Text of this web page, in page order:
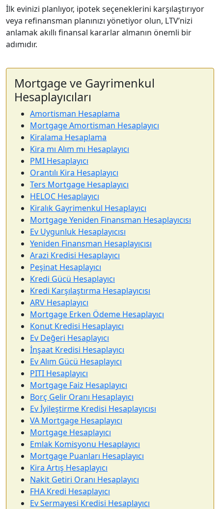
İlk evinizi planlıyor, ipotek seçeneklerini karşılaştırıyor
veya refinansman planınızı yönetiyor olun, LTV’nizi
anlamak akıllı finansal kararlar almanın önemli bir
adımıdır.
Mortgage ve Gayrimenkul
Hesaplayıcıları
Amortisman Hesaplama
Mortgage Amortisman Hesaplayıcı
Kiralama Hesaplama
Kira mı Alım mı Hesaplayıcı
PMI Hesaplayıcı
Orantılı Kira Hesaplayıcı
Ters Mortgage Hesaplayıcı
HELOC Hesaplayıcı
Kiralık Gayrimenkul Hesaplayıcı
Mortgage Yeniden Finansman Hesaplayıcısı
Ev Uygunluk Hesaplayıcısı
Yeniden Finansman Hesaplayıcısı
Arazi Kredisi Hesaplayıcı
Peşinat Hesaplayıcı
Kredi Gücü Hesaplayıcı
Kredi Karşılaştırma Hesaplayıcısı
ARV Hesaplayıcı
Mortgage Erken Ödeme Hesaplayıcı
Konut Kredisi Hesaplayıcı
Ev Değeri Hesaplayıcı
İnşaat Kredisi Hesaplayıcı
Ev Alım Gücü Hesaplayıcı
PITI Hesaplayıcı
Mortgage Faiz Hesaplayıcı
Borç Gelir Oranı Hesaplayıcı
Ev İyileştirme Kredisi Hesaplayıcısı
VA Mortgage Hesaplayıcı
Mortgage Hesaplayıcı
Emlak Komisyonu Hesaplayıcı
Mortgage Puanları Hesaplayıcı
Kira Artış Hesaplayıcı
Nakit Getiri Oranı Hesaplayıcı
FHA Kredi Hesaplayıcı
Ev Sermayesi Kredisi Hesaplayıcı